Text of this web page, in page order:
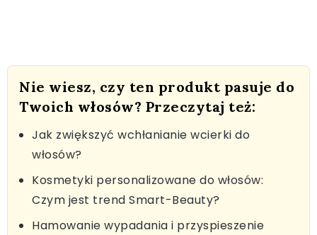
Nie wiesz, czy ten produkt pasuje do
Twoich włosów? Przeczytaj też:
Jak zwiększyć wchłanianie wcierki do
włosów?
Kosmetyki personalizowane do włosów:
Czym jest trend Smart-Beauty?
Hamowanie wypadania i przyspieszenie